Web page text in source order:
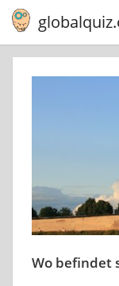
Wo befindet